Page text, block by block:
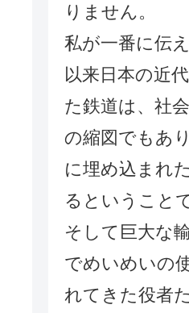
りません。
私が一番に伝
以来日本の近
た鉄道は、社
の縮図でもあ
に埋め込まれ
るということ
そして巨大な
でめいめいの
れてきた役者